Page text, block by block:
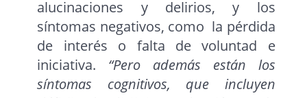
alucinaciones y delirios, y los
síntomas negativos, como la pérdida
de interés o falta de voluntad e
iniciativa. “Pero además están los
síntomas cognitivos, que incluyen